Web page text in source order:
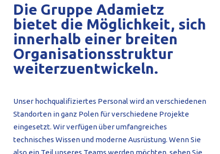
Die Gruppe Adamietz
bietet die Möglichkeit, sich
innerhalb einer breiten
Organisationsstruktur
weiterzuentwickeln.
Unser hochqualifiziertes Personal wird an verschiedenen
Standorten in ganz Polen für verschiedene Projekte
eingesetzt. Wir verfügen über umfangreiches
technisches Wissen und moderne Ausrüstung. Wenn Sie